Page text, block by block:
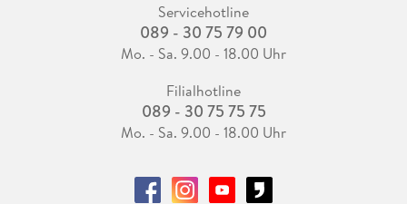
Servicehotline
089 - 30 75 79 00
Mo. - Sa. 9.00 - 18.00 Uhr
Filialhotline
089 - 30 75 75 75
Mo. - Sa. 9.00 - 18.00 Uhr